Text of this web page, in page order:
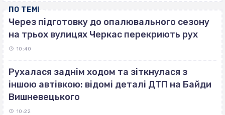
ПО ТЕМІ
Через підготовку до опалювального сезону
на трьох вулицях Черкас перекриють рух
10:40
Рухалася заднім ходом та зіткнулася з
іншою автівкою: відомі деталі ДТП на Байди
Вишневецького
10:22